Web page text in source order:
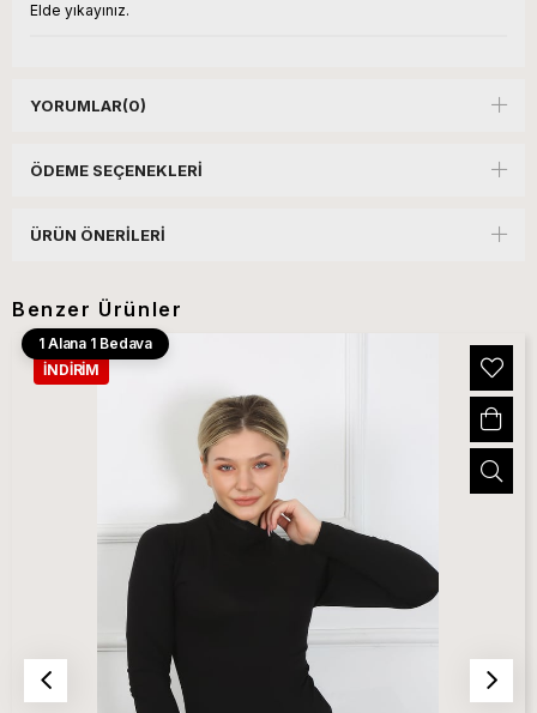
Elde yıkayınız.
YORUMLAR(0)
ÖDEME SEÇENEKLERI
ÜRÜN ÖNERILERI
Benzer Ürünler
1 Alana 1 Bedava
İNDIRIM